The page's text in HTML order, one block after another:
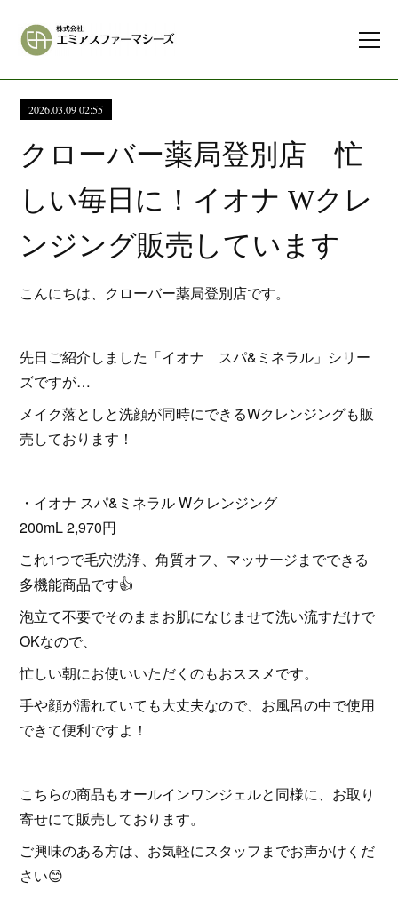
2026.03.09 02:55
クローバー薬局登別店 忙
しい毎日に！イオナ Wクレ
ンジング販売しています
こんにちは、クローバー薬局登別店です。
先日ご紹介しました「イオナ スパ&ミネラル」シリー
ズですが…
メイク落としと洗顔が同時にできるWクレンジングも販
売しております！
・イオナ スパ&ミネラル Wクレンジング
200mL 2,970円
これ1つで毛穴洗浄、角質オフ、マッサージまでできる
多機能商品です👍
泡立て不要でそのままお肌になじませて洗い流すだけで
OKなので、
忙しい朝にお使いいただくのもおススメです。
手や顔が濡れていても大丈夫なので、お風呂の中で使用
できて便利ですよ！
こちらの商品もオールインワンジェルと同様に、お取り
寄せにて販売しております。
ご興味のある方は、お気軽にスタッフまでお声かけくだ
さい😊